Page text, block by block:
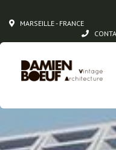
MARSEILLE - FRANCE